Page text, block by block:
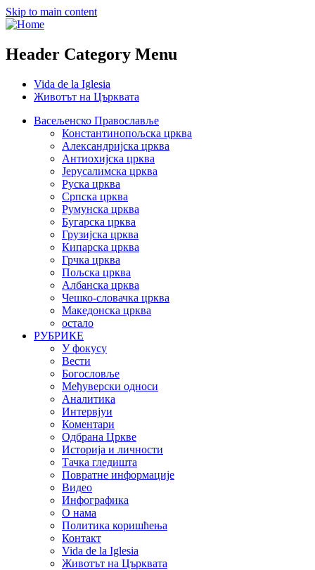
Skip to main content
Header Category Menu
Vida de la Iglesia
Животът на Църквата
Васељенско Православље
Константинопољска црква
Александријска црква
Антиохијска црква
Јерусалимска црква
Руска црква
Српска црква
Румунска црква
Бугарска црква
Грузијска црква
Кипарска црква
Грчка црква
Пољска црква
Албанска црква
Чешко-словачка црква
Македонска црква
остало
РУБРИКЕ
У фокусу
Вести
Богословље
Међуверски односи
Аналитика
Интервјуи
Коментари
Одбрана Цркве
Историја и личности
Тачка гледишта
Повратне информације
Видео
Инфографика
О нама
Политика коришћења
Контакт
Vida de la Iglesia
Животът на Църквата